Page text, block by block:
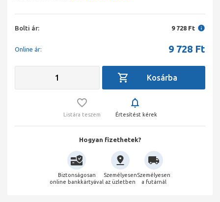
Bolti ár: 9 728 Ft
Online ár: 9 728 Ft
Listára teszem Értesítést kérek
Hogyan fizethetek?
Biztonságosan
online bankkártyával
Személyesen
az üzletben
Személyesen
a futárnál